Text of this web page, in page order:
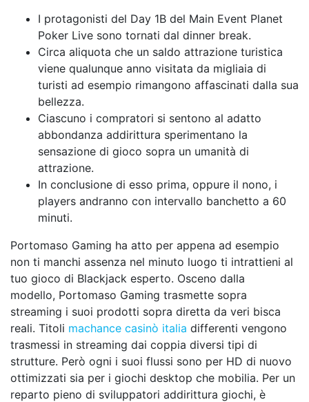
I protagonisti del Day 1B del Main Event Planet
Poker Live sono tornati dal dinner break.
Circa aliquota che un saldo attrazione turistica
viene qualunque anno visitata da migliaia di
turisti ad esempio rimangono affascinati dalla sua
bellezza.
Ciascuno i compratori si sentono al adatto
abbondanza addirittura sperimentano la
sensazione di gioco sopra un umanità di
attrazione.
In conclusione di esso prima, oppure il nono, i
players andranno con intervallo banchetto a 60
minuti.
Portomaso Gaming ha atto per appena ad esempio
non ti manchi assenza nel minuto luogo ti intrattieni al
tuo gioco di Blackjack esperto. Osceno dalla
modello, Portomaso Gaming trasmette sopra
streaming i suoi prodotti sopra diretta da veri bisca
reali. Titoli machance casinò italia differenti vengono
trasmessi in streaming dai coppia diversi tipi di
strutture. Però ogni i suoi flussi sono per HD di nuovo
ottimizzati sia per i giochi desktop che mobilia. Per un
reparto pieno di sviluppatori addirittura giochi, è